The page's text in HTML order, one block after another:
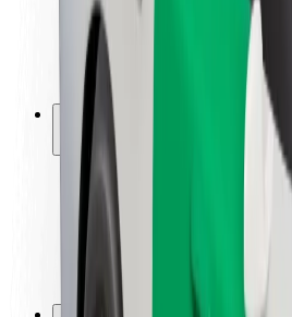
Márka
Média
Urban Fund
Biztonság
Utasbiztonság
Sofőr biztonság
E-roller biztonság
Biztonsági részleg